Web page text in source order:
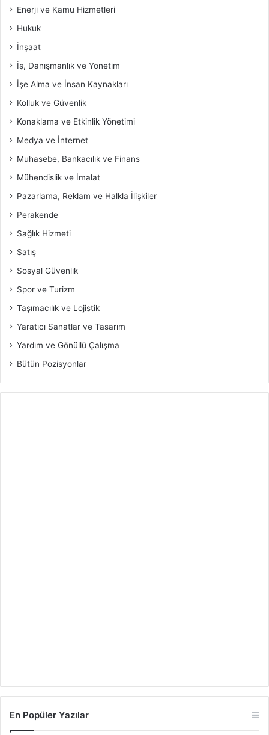
Enerji ve Kamu Hizmetleri
Hukuk
İnşaat
İş, Danışmanlık ve Yönetim
İşe Alma ve İnsan Kaynakları
Kolluk ve Güvenlik
Konaklama ve Etkinlik Yönetimi
Medya ve İnternet
Muhasebe, Bankacılık ve Finans
Mühendislik ve İmalat
Pazarlama, Reklam ve Halkla İlişkiler
Perakende
Sağlık Hizmeti
Satış
Sosyal Güvenlik
Spor ve Turizm
Taşımacılık ve Lojistik
Yaratıcı Sanatlar ve Tasarım
Yardım ve Gönüllü Çalışma
Bütün Pozisyonlar
En Popüler Yazılar